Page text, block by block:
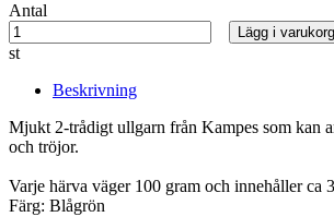
Antal
st
Lägg i
Beskrivning
Mjukt 2-trådigt ullgarn från Kampes som kan
och tröjor.
Varje härva väger 100 gram och innehåller ca
Färg: Blågrön